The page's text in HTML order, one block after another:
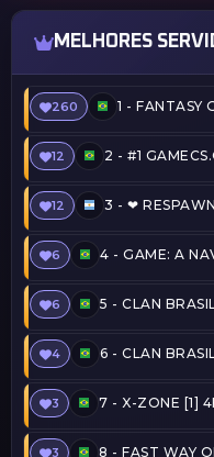
MELHORES
260 1 - FANTASY
12 2 - #1
12 3 - ❤
6 4 - GAME: A
6 5 - CLAN
4 6 - CLAN
3 7 - X-ZONE [1]
3 8 - FAST WAY